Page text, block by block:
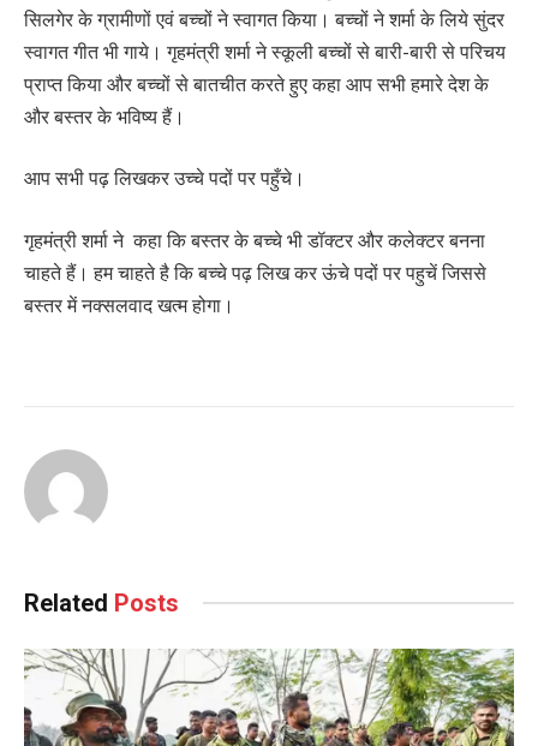
सिलगेर के ग्रामीणों एवं बच्चों ने स्वागत किया। बच्चों ने शर्मा के लिये सुंदर
स्वागत गीत भी गाये। गृहमंत्री शर्मा ने स्कूली बच्चों से बारी-बारी से परिचय
प्राप्त किया और बच्चों से बातचीत करते हुए कहा आप सभी हमारे देश के
और बस्तर के भविष्य हैं।
आप सभी पढ़ लिखकर उच्चे पदों पर पहुँचे।
गृहमंत्री शर्मा ने कहा कि बस्तर के बच्चे भी डॉक्टर और कलेक्टर बनना
चाहते हैं। हम चाहते है कि बच्चे पढ़ लिख कर ऊंचे पदों पर पहुचें जिससे
बस्तर में नक्सलवाद खत्म होगा।
Related Posts